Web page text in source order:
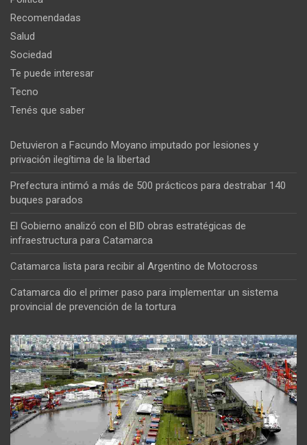
Recomendadas
Salud
Sociedad
Te puede interesar
Tecno
Tenés que saber
Detuvieron a Facundo Moyano imputado por lesiones y
privación ilegítima de la libertad
Prefectura intimó a más de 500 prácticos para destrabar 140
buques parados
El Gobierno analizó con el BID obras estratégicas de
infraestructura para Catamarca
Catamarca lista para recibir al Argentino de Motocross
Catamarca dio el primer paso para implementar un sistema
provincial de prevención de la tortura